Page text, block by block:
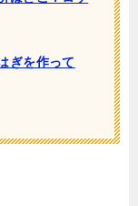
ぎを作って